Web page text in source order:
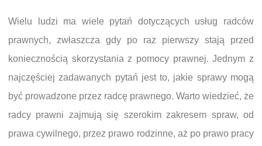
Wielu ludzi ma wiele pytań dotyczących usług radców
prawnych, zwłaszcza gdy po raz pierwszy stają przed
koniecznością skorzystania z pomocy prawnej. Jednym z
najczęściej zadawanych pytań jest to, jakie sprawy mogą
być prowadzone przez radcę prawnego. Warto wiedzieć, że
radcy prawni zajmują się szerokim zakresem spraw, od
prawa cywilnego, przez prawo rodzinne, aż po prawo pracy